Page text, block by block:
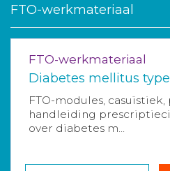
FTO-werkmateriaal
FTO-werkmateriaal
Diabetes mellitus
FTO-modules,
handleiding
over diabetes m...